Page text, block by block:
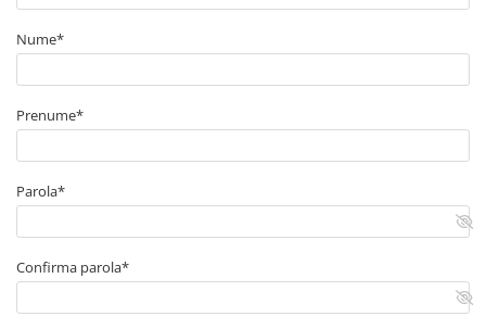
Nume*
Prenume*
Parola*
Confirma parola*